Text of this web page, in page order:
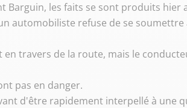
Barguin, les faits se sont produits hier
automobiliste refuse de se
en travers de la route, mais le
pas en danger.
d'être rapidement interpellé à une